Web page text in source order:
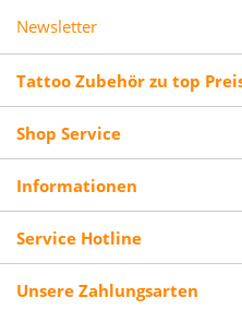
Newsletter
Tattoo Zubehör zu top
Shop Service
Informationen
Service Hotline
Unsere Zahlungsarten